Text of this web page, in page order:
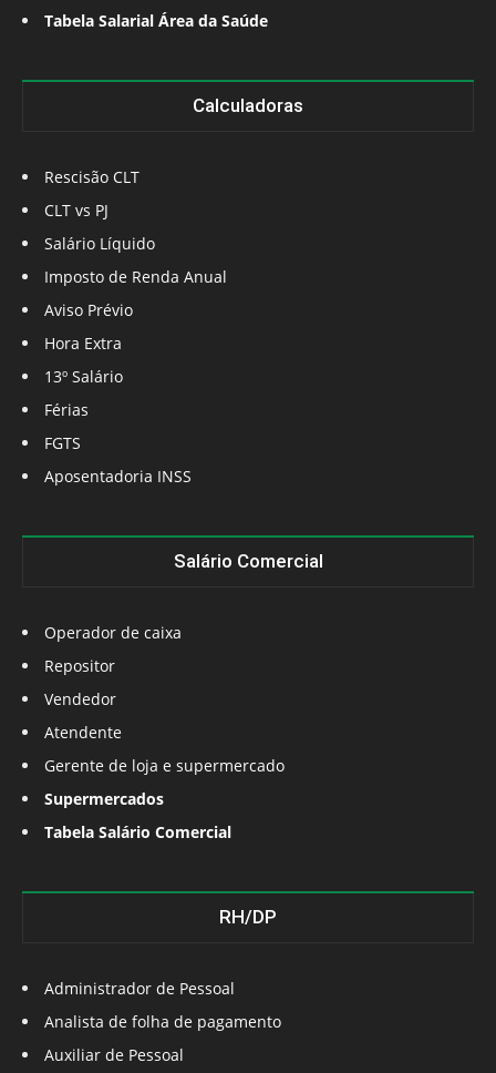
Tabela Salarial Área da Saúde
Calculadoras
Rescisão CLT
CLT vs PJ
Salário Líquido
Imposto de Renda Anual
Aviso Prévio
Hora Extra
13º Salário
Férias
FGTS
Aposentadoria INSS
Salário Comercial
Operador de caixa
Repositor
Vendedor
Atendente
Gerente de loja e supermercado
Supermercados
Tabela Salário Comercial
RH/DP
Administrador de Pessoal
Analista de folha de pagamento
Auxiliar de Pessoal